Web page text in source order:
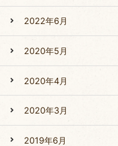
2022年6月
2020年5月
2020年4月
2020年3月
2019年6月